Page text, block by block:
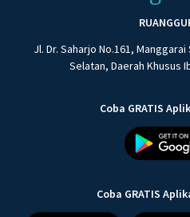
Jl. Dr. Saharjo No.161,
Selatan, Daerah Khusus
Coba GRATIS
Coba GRATIS